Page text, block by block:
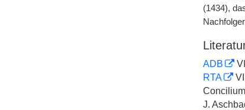
(1434),
ADB
RTA
J.